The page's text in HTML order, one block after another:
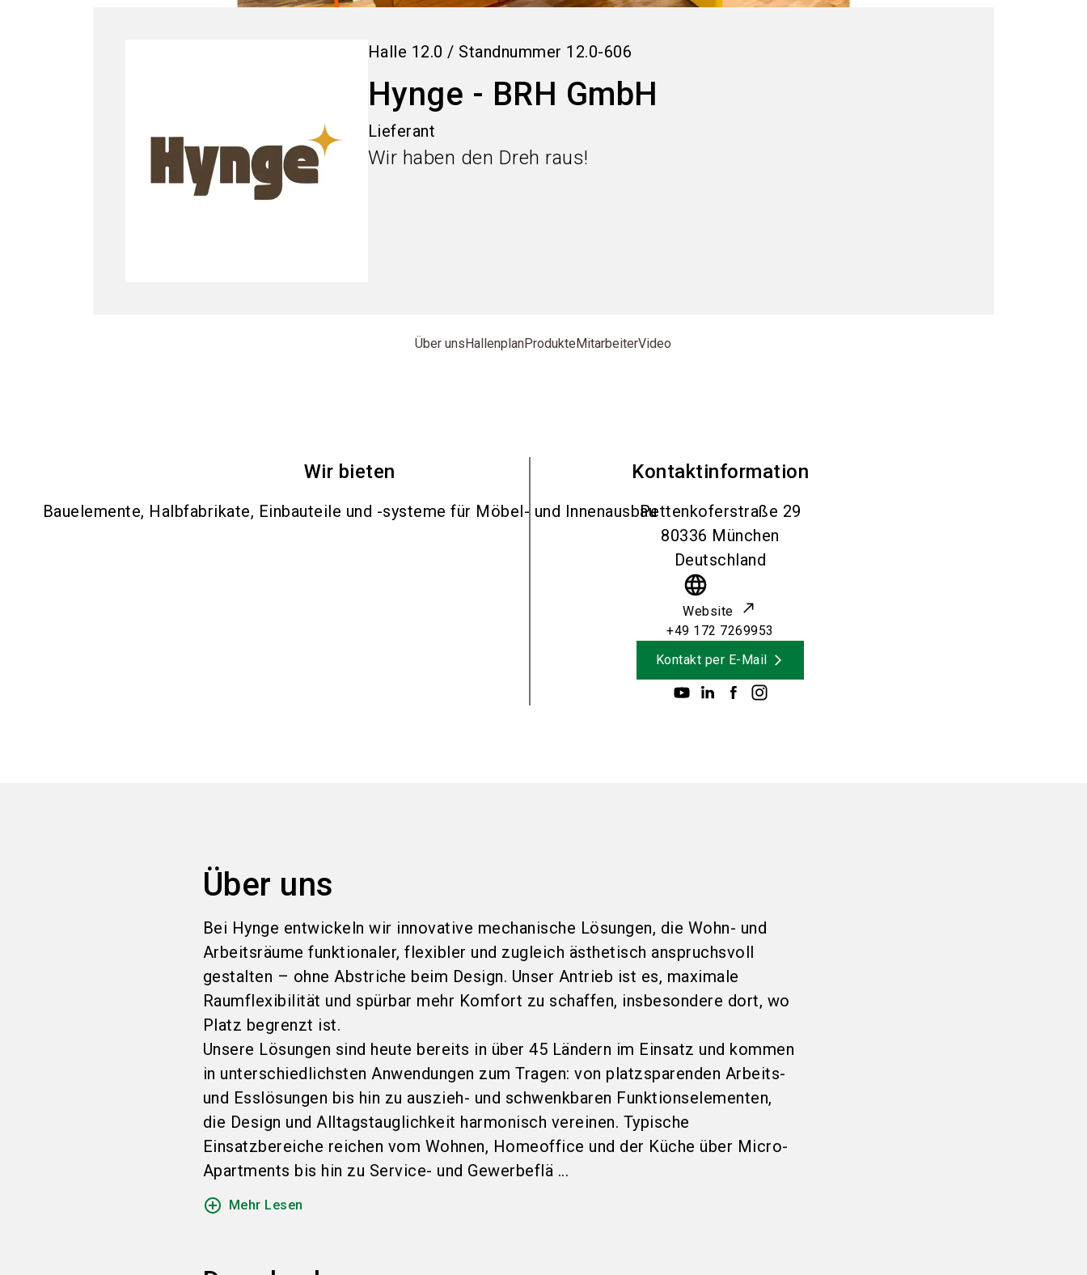
Halle 12.0 / Standnummer 12.0-606
Hynge - BRH GmbH
Lieferant
Wir haben den Dreh raus!
Über unsHallenplanProdukteMitarbeiterVideo
Wir bieten
Bauelemente, Halbfabrikate, Einbauteile und -systeme für Möbel- und Innenausbau
Kontaktinformation
Pettenkoferstraße 29
80336 München
Deutschland
language
Website
+49 172 7269953
Kontakt per E-Mail
Über uns
Bei Hynge entwickeln wir innovative mechanische Lösungen, die Wohn- und
Arbeitsräume funktionaler, flexibler und zugleich ästhetisch anspruchsvoll
gestalten – ohne Abstriche beim Design. Unser Antrieb ist es, maximale
Raumflexibilität und spürbar mehr Komfort zu schaffen, insbesondere dort, wo
Platz begrenzt ist.
Unsere Lösungen sind heute bereits in über 45 Ländern im Einsatz und kommen
in unterschiedlichsten Anwendungen zum Tragen: von platzsparenden Arbeits-
und Esslösungen bis hin zu auszieh- und schwenkbaren Funktionselementen,
die Design und Alltagstauglichkeit harmonisch vereinen. Typische
Einsatzbereiche reichen vom Wohnen, Homeoffice und der Küche über Micro-
Apartments bis hin zu Service- und Gewerbeflä ...
add_circle_outline Mehr Lesen